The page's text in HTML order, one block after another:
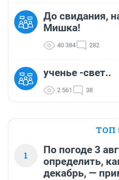
До свидания,
Мишка!
40 384 282
ученье -свет..
2 561 38
ТОП
1
По погоде 3
определить,
декабрь, —